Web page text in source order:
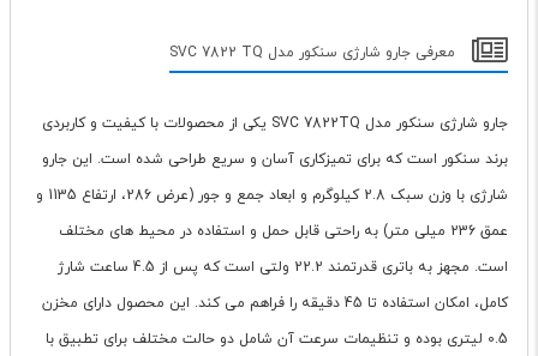
معرفی جارو شارژی سنکور مدل SVC 7822 TQ
جارو شارژی سنکور مدل SVC 7822TQ یکی از محصولات با کیفیت و کاربردی
برند سنکور است که برای تمیزکاری آسان و سریع طراحی شده است. این جارو
شارژی با وزن سبک 2.8 کیلوگرم و ابعاد جمع و جور (عرض 286، ارتفاع 1135 و
عمق 236 میلی متر) به راحتی قابل حمل و استفاده در محیط های مختلف
است. مجهز به باتری قدرتمند 22.2 ولتی است که پس از 4.5 ساعت شارژ
کامل، امکان استفاده تا 45 دقیقه را فراهم می کند. این محصول دارای مخزن
0.5 لیتری بوده و تنظیمات سرعت آن شامل دو حالت مختلف برای تطبیق با